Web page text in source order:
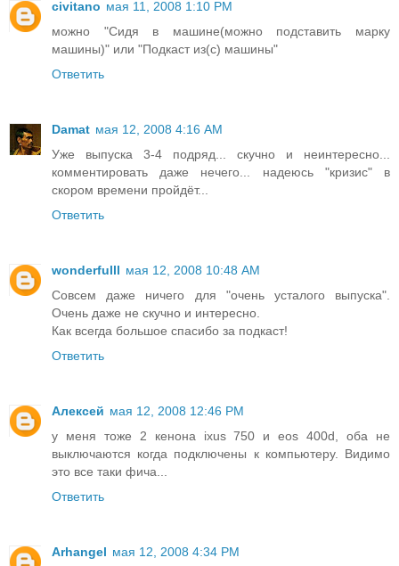
civitano мая 11, 2008 1:10 PM
можно "Сидя в машине(можно подставить марку
машины)" или "Подкаст из(с) машины"
Ответить
Damat мая 12, 2008 4:16 AM
Уже выпуска 3-4 подряд... скучно и неинтересно...
комментировать даже нечего... надеюсь "кризис" в
скором времени пройдёт...
Ответить
wonderfulll мая 12, 2008 10:48 AM
Совсем даже ничего для "очень усталого выпуска".
Очень даже не скучно и интересно.
Как всегда большое спасибо за подкаст!
Ответить
Алексей мая 12, 2008 12:46 PM
у меня тоже 2 кенона ixus 750 и eos 400d, оба не
выключаются когда подключены к компьютеру. Видимо
это все таки фича...
Ответить
Arhangel мая 12, 2008 4:34 PM